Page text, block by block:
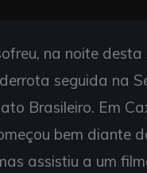
na noite
seguida na
Brasileiro. Em
bem diante
assistiu a um